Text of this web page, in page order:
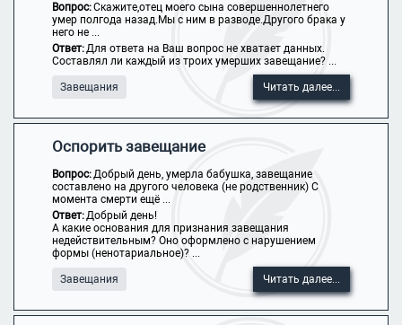
Вопрос:Скажите,отец моего сына совершеннолетнего
умер полгода назад.Мы с ним в разводе.Другого брака у
него не ...
Ответ:Для ответа на Ваш вопрос не хватает данных.
Составлял ли каждый из троих умерших завещание? ...
Завещания Читать далее...
Оспорить завещание
Вопрос:Добрый день, умерла бабушка, завещание
составлено на другого человека (не родственник) С
момента смерти ещё ...
Ответ:Добрый день!
А какие основания для признания завещания
недействительным? Оно оформлено с нарушением
формы (ненотариальное)? ...
Завещания Читать далее...